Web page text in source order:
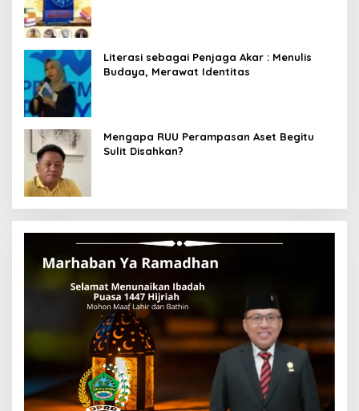
Literasi sebagai Penjaga Akar : Menulis
Budaya, Merawat Identitas
Mengapa RUU Perampasan Aset Begitu
Sulit Disahkan?